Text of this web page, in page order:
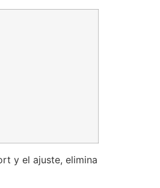
y el ajuste, elimina